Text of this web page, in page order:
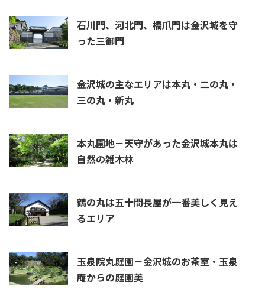
石川門、河北門、橋爪門は金沢城を守
った三御門
金沢城の主なエリアは本丸・二の丸・
三の丸・新丸
本丸園地－天守があった金沢城本丸は
自然の雑木林
鶴の丸は五十間長屋が一番美しく見え
るエリア
玉泉院丸庭園－金沢城のお茶室・玉泉
庵からの庭園美